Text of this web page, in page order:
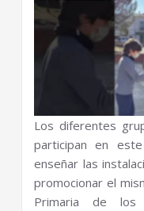
Los diferentes
participan en
enseñar las
promocionar el
Primaria de los